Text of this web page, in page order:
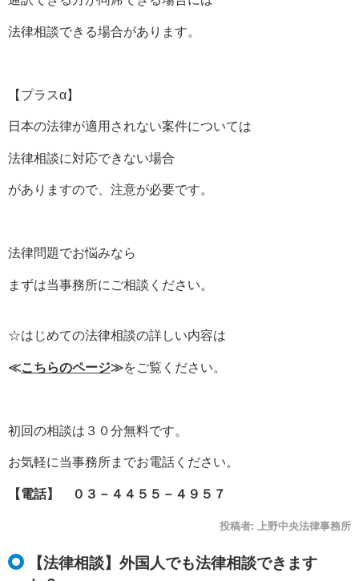
法律相談できる場合があります。
【プラスα】
日本の法律が適用されない案件については
法律相談に対応できない場合
がありますので、注意が必要です。
法律問題でお悩みなら
まずは当事務所にご相談ください。
☆はじめての法律相談の詳しい内容は
≪こちらのページ≫をご覧ください。
初回の相談は３０分無料です。
お気軽に当事務所までお電話ください。
【電話】 ０３－４４５５－４９５７
投稿者: 上野中央法律事務所
【法律相談】外国人でも法律相談できます